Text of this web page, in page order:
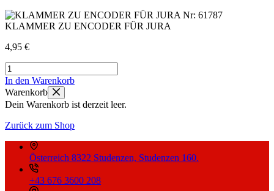
KLAMMER ZU ENCODER FÜR JURA
4,95 €
KLAMMER
ZU
ENCODER
FÜR
JURA
Menge
In den Warenkorb
Warenkorb
Dein Warenkorb ist derzeit leer.
Zurück zum Shop
Österreich 8322 Studenzen, Studenzen 160.
+43 676 3600 208